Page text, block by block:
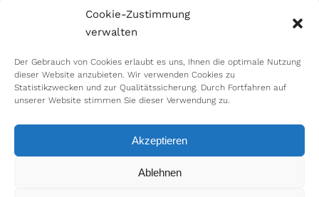
Cookie-Zustimmung
verwalten
Der Gebrauch von Cookies erlaubt es uns, Ihnen die optimale Nutzung
dieser Website anzubieten. Wir verwenden Cookies zu
Statistikzwecken und zur Qualitätssicherung. Durch Fortfahren auf
unserer Website stimmen Sie dieser Verwendung zu.
Akzeptieren
Ablehnen
© 2026 Bundesministerium für Arbeit,